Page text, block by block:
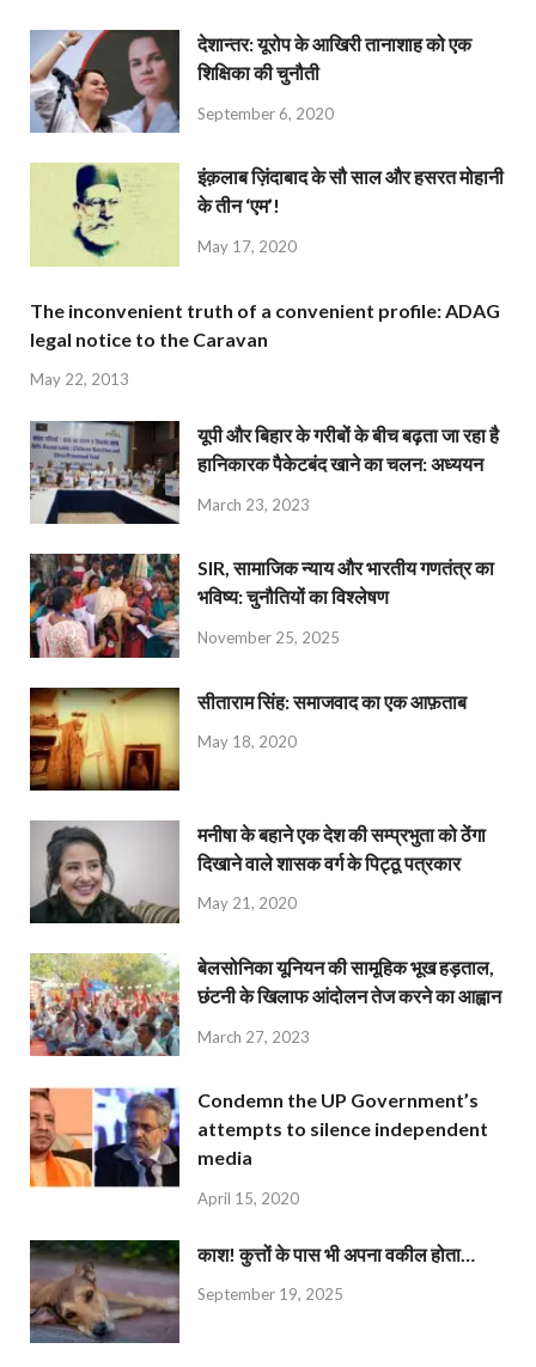
देशान्‍तर: यूरोप के आखिरी तानाशाह को एक
शिक्षिका की चुनौती
September 6, 2020
इंक़लाब ज़िंदाबाद के सौ साल और हसरत मोहानी
के तीन ‘एम’!
May 17, 2020
The inconvenient truth of a convenient profile: ADAG
legal notice to the Caravan
May 22, 2013
यूपी और बिहार के गरीबों के बीच बढ़ता जा रहा है
हानिकारक पैकेटबंद खाने का चलन: अध्ययन
March 23, 2023
SIR, सामाजिक न्याय और भारतीय गणतंत्र का
भविष्य: चुनौतियों का विश्लेषण
November 25, 2025
सीताराम सिंह: समाजवाद का एक आफ़ताब
May 18, 2020
मनीषा के बहाने एक देश की सम्प्रभुता को ठेंगा
दिखाने वाले शासक वर्ग के पिट्ठू पत्रकार
May 21, 2020
बेलसोनिका यूनियन की सामूहिक भूख हड़ताल,
छंटनी के खिलाफ आंदोलन तेज करने का आह्वान
March 27, 2023
Condemn the UP Government’s
attempts to silence independent
media
April 15, 2020
काश! कुत्तों के पास भी अपना वकील होता…
September 19, 2025